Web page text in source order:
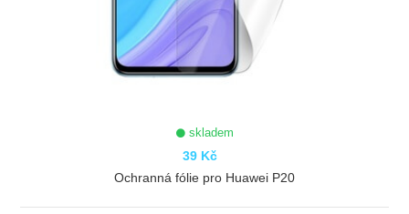
skladem
39 Kč
Ochranná fólie pro Huawei P20